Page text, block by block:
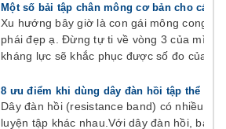
Một số bải tập chân mông cơ bản cho các
Xu hướng bây giờ là con gái mông cong
phái đẹp ạ. Đừng tự ti về vòng 3 của mình
kháng lực sẽ khắc phục được số đo của
8 ưu điểm khi dùng dây đàn hồi tập thể lực
Dây đàn hồi (resistance band) có nhiều
luyện tập khác nhau.Với dây đàn hồi, bạn